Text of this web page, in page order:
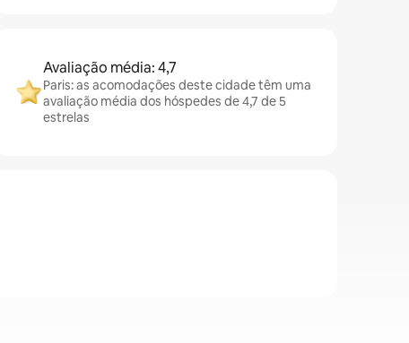
Avaliação média: 4,7
Paris: as acomodações deste cidade têm uma
avaliação média dos hóspedes de 4,7 de 5
estrelas